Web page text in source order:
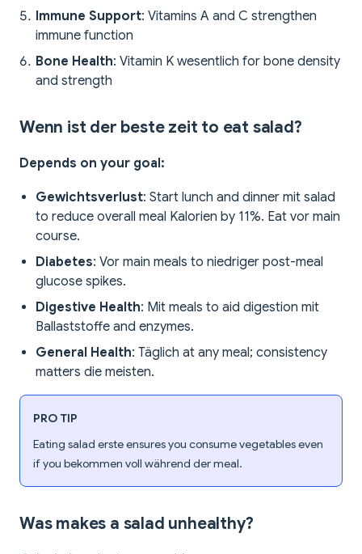
Immune Support: Vitamins A and C strengthen
immune function
Bone Health: Vitamin K wesentlich for bone density
and strength
Wenn ist der beste zeit to eat salad?
Depends on your goal:
Gewichtsverlust: Start lunch and dinner mit salad
to reduce overall meal Kalorien by 11%. Eat vor main
course.
Diabetes: Vor main meals to niedriger post-meal
glucose spikes.
Digestive Health: Mit meals to aid digestion mit
Ballaststoffe and enzymes.
General Health: Täglich at any meal; consistency
matters die meisten.
PRO TIP
Eating salad erste ensures you consume vegetables even
if you bekommen voll während der meal.
Was makes a salad unhealthy?